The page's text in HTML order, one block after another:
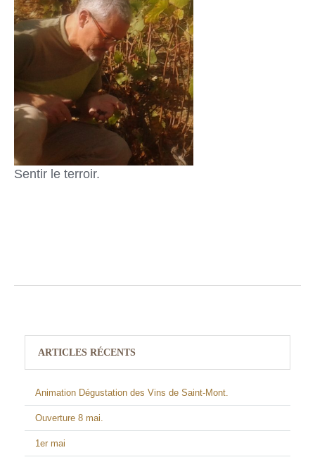
Sentir le terroir.
ARTICLES RÉCENTS
Animation Dégustation des Vins de Saint-Mont.
Ouverture 8 mai.
1er mai